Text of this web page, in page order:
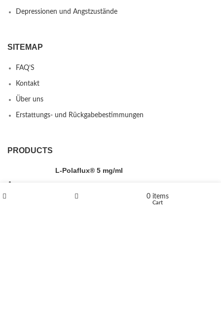
Depressionen und Angstzustände
SITEMAP
FAQ’S
Kontakt
Über uns
Erstattungs- und Rückgabebestimmungen
PRODUCTS
L-Polaflux® 5 mg/ml
0 items
Cart